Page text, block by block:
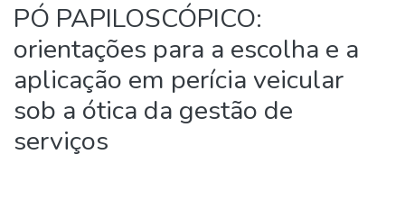
PÓ PAPILOSCÓPICO:
orientações para a escolha e a
aplicação em perícia veicular
sob a ótica da gestão de
serviços